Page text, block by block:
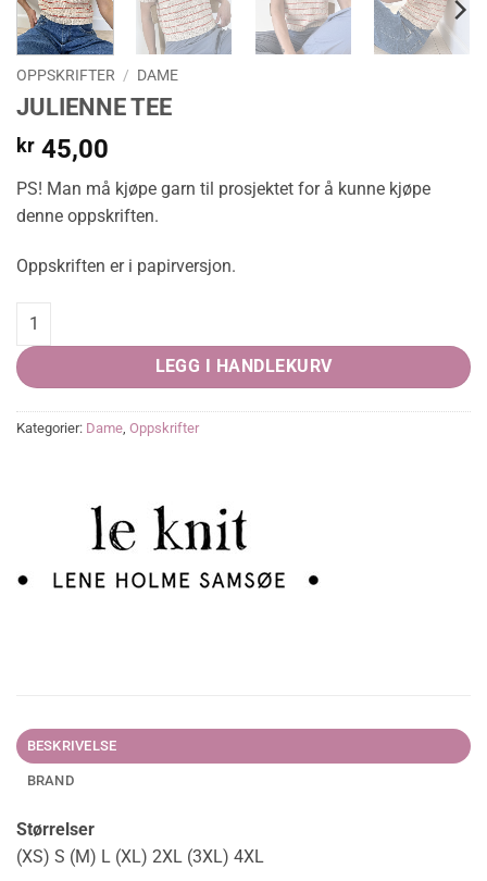
OPPSKRIFTER / DAME
JULIENNE TEE
kr 45,00
PS! Man må kjøpe garn til prosjektet for å kunne kjøpe
denne oppskriften.
Oppskriften er i papirversjon.
JULIENNE TEE quantity
LEGG I HANDLEKURV
Kategorier: Dame Oppskrifter
BESKRIVELSE
BRAND
Størrelser
(XS) S (M) L (XL) 2XL (3XL) 4XL